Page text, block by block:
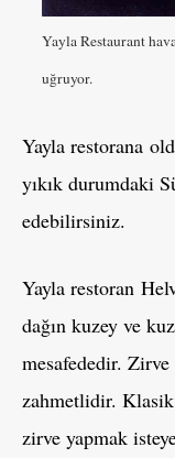
Yayla Restaurant
uğruyor.
Yayla restorana
yıkık durumdaki
edebilirsiniz.
Yayla restoran
dağın kuzey ve
mesafededir.
zahmetlidir. Klasik
zirve yapmak